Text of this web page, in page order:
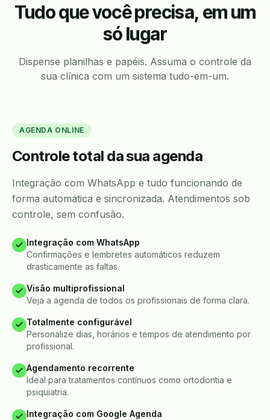
Tudo que você precisa, em um
só lugar
Dispense planilhas e papéis. Assuma o controle da
sua clínica com um sistema tudo-em-um.
AGENDA ONLINE
Controle total da sua agenda
Integração com WhatsApp e tudo funcionando de
forma automática e sincronizada. Atendimentos sob
controle, sem confusão.
Integração com WhatsApp
Confirmações e lembretes automáticos reduzem
drasticamente as faltas.
Visão multiprofissional
Veja a agenda de todos os profissionais de forma clara.
Totalmente configurável
Personalize dias, horários e tempos de atendimento por
profissional.
Agendamento recorrente
Ideal para tratamentos contínuos como ortodontia e
psiquiatria.
Integração com Google Agenda